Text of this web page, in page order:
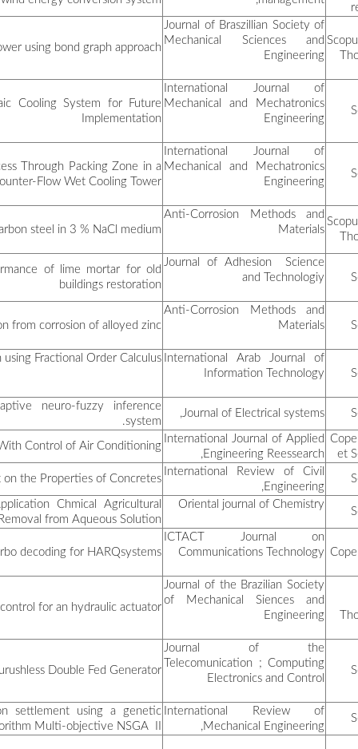
Study on the influence رمضان عدلان
Energetic Performances
منصر رضا
Numerical and
منصر نور الدين
Corrosion دوب كريمة
Effect of natural
بن شهيب جيهان
The para Hydroxy زويد الضاوية
مقيدش محمد
Vibration for detection
بوناب جميلة
ربيعي أسماء
Effects of the خراف ليلى
Acyivated Carbon
بوغايطة ايمان
عمامرة عماد
عيدود محمد
قنوش عبد الرحمان
Optimization of shear
قوجيل كمال